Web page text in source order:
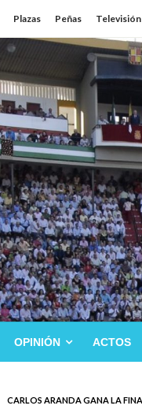
Plazas Peñas Televisión
OPINIÓN ACTOS
CARLOS ARANDA GANA LA